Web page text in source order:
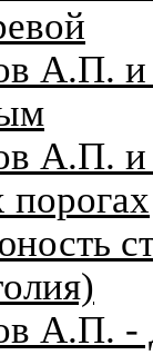
А.П.
А.П.
А.П. -